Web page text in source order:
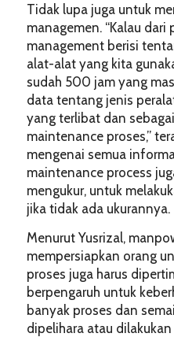
Tidak lupa juga untuk
managemen. “Kalau
management berisi
alat-alat yang kita
sudah 500 jam yang
data tentang jenis
yang terlibat dan
maintenance proses,”
mengenai semua
maintenance process
mengukur, untuk
jika tidak ada ukurannya.
Menurut Yusrizal,
mempersiapkan orang
proses juga harus
berpengaruh untuk
banyak proses dan
dipelihara atau